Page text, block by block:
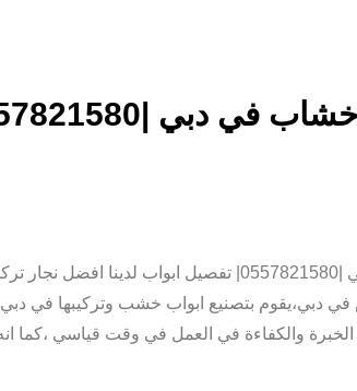
تركيب ابواب واخشاب في دبي |0557821580| تفصيل ابواب لدينا
دبي،يقوم بتصنيع ابواب خشب وتركيبها في
والكفاءة في العمل في وقت قياسي ،كما